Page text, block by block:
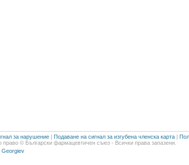
за нарушение | Подаване на сигнал за изгубена членска карта |
право © Български фармацевтичен съюз - Всички права запазени.
Georgiev